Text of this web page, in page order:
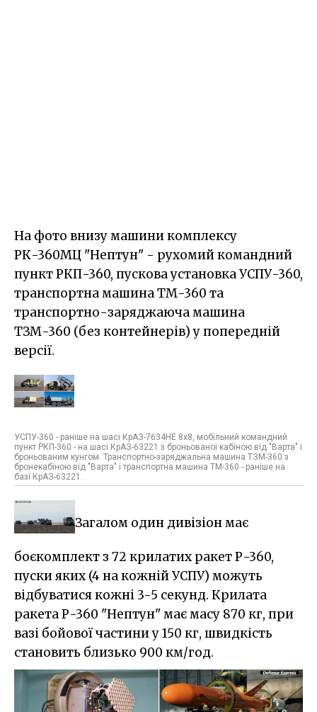
На фото внизу машини комплексу
РК-360МЦ "Нептун" - рухомий командний
пункт РКП-360, пускова установка УСПУ-360,
транспортна машина ТМ-360 та
транспортно-заряджаюча машина
ТЗМ-360 (без контейнерів) у попередній
версії.
УСПУ-360 - раніше на шасі КрАЗ-7634НЕ 8х8, мобільний командний
пункт РКП-360 - на шасі КрАЗ-63221 з броньованої кабіною від "Варта" і
броньованим кунгом. Транспортно-заряджальна машина ТЗМ-360 з
бронекабіною від "Варта" і транспортна машина ТМ-360 - раніше на
базі КрАЗ-63221.
Загалом один дивізіон має
боєкомплект з 72 крилатих ракет Р-360,
пуски яких (4 на кожній УСПУ) можуть
відбуватися кожні 3-5 секунд. Крилата
ракета Р-360 "Нептун" має масу 870 кг, при
вазі бойової частини у 150 кг, швидкість
становить близько 900 км/год.